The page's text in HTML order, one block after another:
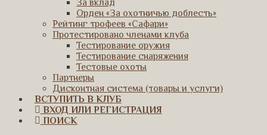
За вклад
Орден «За охотничью доблесть»
Рейтинг трофеев «Сафари»
Протестировано членами клуба
Тестирование оружия
Тестирование снаряжения
Тестовые охоты
Партнеры
Дисконтная система (товары и услуги)
ВСТУПИТЬ В КЛУБ
ВХОД ИЛИ РЕГИСТРАЦИЯ
ПОИСК